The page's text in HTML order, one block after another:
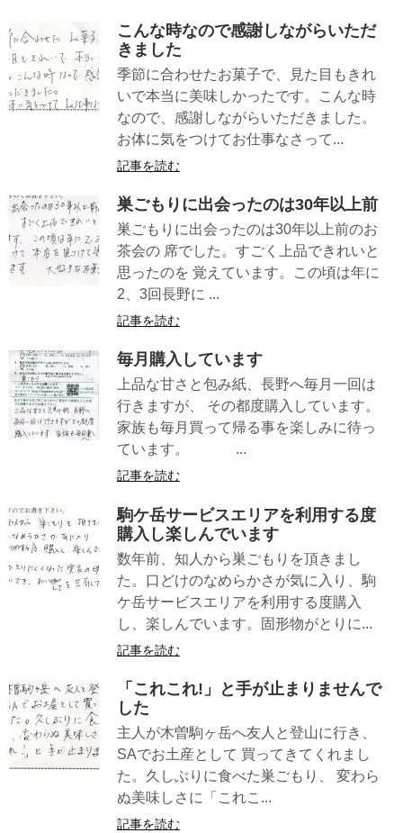
こんな時なので感謝しながらいただ
きました
季節に合わせたお菓子で、見た目もきれ
いで本当に美味しかったです。こんな時
なので、感謝しながらいただきました。
お体に気をつけてお仕事なさって...
記事を読む
巣ごもりに出会ったのは30年以上前
巣ごもりに出会ったのは30年以上前のお
茶会の 席でした。すごく上品できれいと
思ったのを 覚えています。この頃は年に
2、3回長野に ...
記事を読む
毎月購入しています
上品な甘さと包み紙、長野へ毎月一回は
行きますが、 その都度購入しています。
家族も毎月買って帰る事を楽しみに待っ
ています。 ...
記事を読む
駒ケ岳サービスエリアを利用する度
購入し楽しんでいます
数年前、知人から巣ごもりを頂きまし
た。口どけのなめらかさが気に入り、駒
ケ岳サービスエリアを利用する度購入
し、楽しんでいます。固形物がとりに...
記事を読む
「これこれ!」と手が止まりませんで
した
主人が木曽駒ヶ岳へ友人と登山に行き、
SAでお土産として 買ってきてくれまし
た。久しぶりに食べた巣ごもり、 変わら
ぬ美味しさに「これこ...
記事を読む